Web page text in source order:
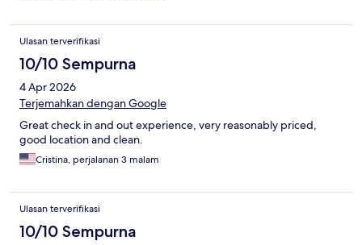
Ulasan terverifikasi
10/10 Sempurna
4 Apr 2026
Terjemahkan dengan Google
Great check in and out experience, very reasonably priced,
good location and clean.
Cristina, perjalanan 3 malam
Ulasan terverifikasi
10/10 Sempurna